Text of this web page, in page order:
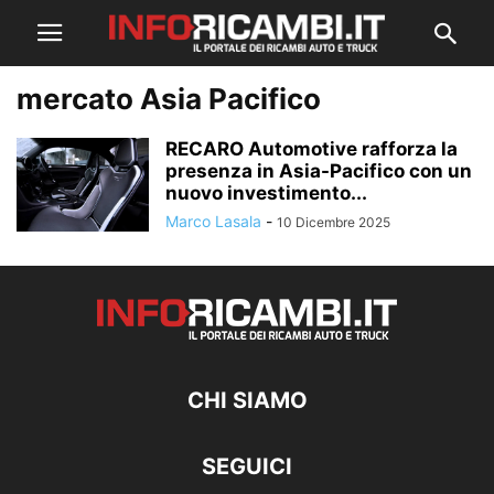
mercato Asia Pacifico
RECARO Automotive rafforza la
presenza in Asia-Pacifico con un
nuovo investimento...
Marco Lasala - 10 Dicembre 2025
CHI SIAMO
SEGUICI